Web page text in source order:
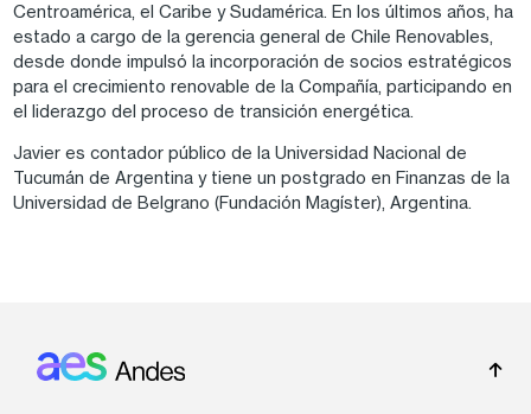
Centroamérica, el Caribe y Sudamérica. En los últimos años, ha
estado a cargo de la gerencia general de Chile Renovables,
desde donde impulsó la incorporación de socios estratégicos
para el crecimiento renovable de la Compañía, participando en
el liderazgo del proceso de transición energética.
Javier es contador público de la Universidad Nacional de
Tucumán de Argentina y tiene un postgrado en Finanzas de la
Universidad de Belgrano (Fundación Magíster), Argentina.